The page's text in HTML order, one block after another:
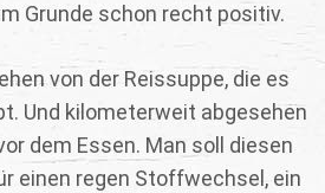
Grunde schon recht positiv.
von der Reissuppe, die es
Und kilometerweit abgesehen
dem Essen. Man soll diesen
einen regen Stoffwechsel, ein